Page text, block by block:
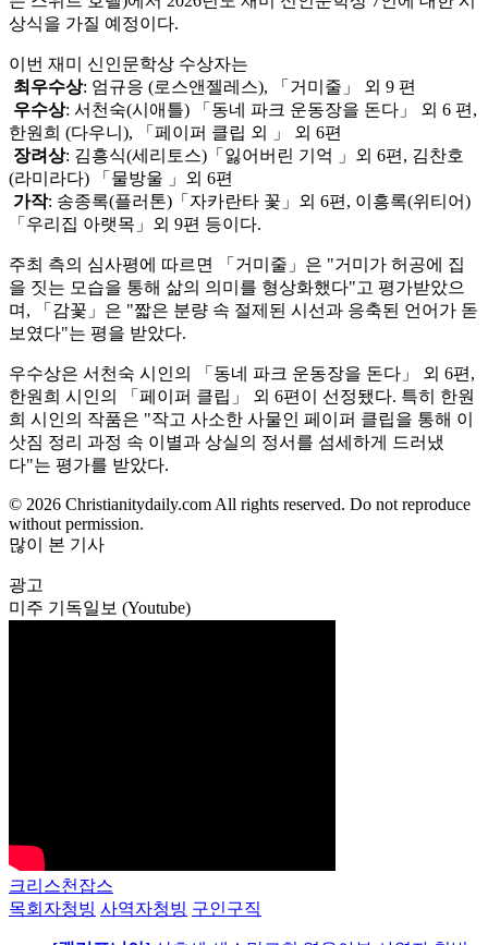
상식을 가질 예정이다.
이번 재미 신인문학상 수상자는
최우수상: 엄규응 (로스앤젤레스), 「거미줄」 외 9 편
우수상: 서천숙(시애틀) 「동네 파크 운동장을 돈다」 외 6 편,
한원희 (다우니), 「페이퍼 클립 외 」 외 6편
장려상: 김흥식(세리토스)「잃어버린 기억 」외 6편, 김찬호
(라미라다) 「물방울 」외 6편
가작: 송종록(플러톤)「자카란타 꽃」외 6편, 이흥록(위티어)
「우리집 아랫목」외 9편 등이다.
주최 측의 심사평에 따르면 「거미줄」은 "거미가 허공에 집
을 짓는 모습을 통해 삶의 의미를 형상화했다"고 평가받았으
며, 「감꽃」은 "짧은 분량 속 절제된 시선과 응축된 언어가 돋
보였다"는 평을 받았다.
우수상은 서천숙 시인의 「동네 파크 운동장을 돈다」 외 6편,
한원희 시인의 「페이퍼 클립」 외 6편이 선정됐다. 특히 한원
희 시인의 작품은 "작고 사소한 사물인 페이퍼 클립을 통해 이
삿짐 정리 과정 속 이별과 상실의 정서를 섬세하게 드러냈
다"는 평가를 받았다.
© 2026 Christianitydaily.com All rights reserved. Do not reproduce
without permission.
많이 본 기사
광고
미주 기독일보 (Youtube)
크리스천잡스
목회자청빙 사역자청빙 구인구직